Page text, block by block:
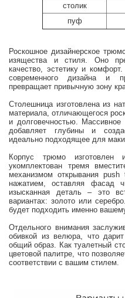
столик
пуф
Роскошное дизайнерское
изящества и стиля. Оно
качество, эстетику и
современного дизайна и
превращает привычную зону
Столешница изготовлена из
материала, отличающегося
и долговечностью. Массивное
добавляет глубины и
идеально подходящее для
Корпус трюмо изготовлен
укомплектован тремя
механизмом открывания
нажатием, оставляя фасад
изысканная деталь – это
вариантах: золото или
будет подходить именно
Отдельного внимания
обивкой из велюра, что
общий образ. Как туалетный
цветовой палитре, что
соответствии с вашим стилем.